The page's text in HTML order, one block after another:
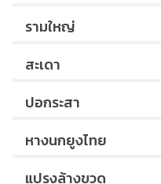
รามใหญ่
สะเดา
ปอกระสา
หางนกยูงไทย
แปรงล้างขวด